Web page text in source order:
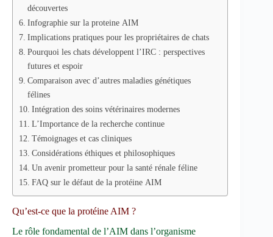
découvertes
Infographie sur la proteine AIM
Implications pratiques pour les propriétaires de chats
Pourquoi les chats développent l’IRC : perspectives
futures et espoir
Comparaison avec d’autres maladies génétiques
félines
Intégration des soins vétérinaires modernes
L’Importance de la recherche continue
Témoignages et cas cliniques
Considérations éthiques et philosophiques
Un avenir prometteur pour la santé rénale féline
FAQ sur le défaut de la protéine AIM
Qu’est-ce que la protéine AIM ?
Le rôle fondamental de l’AIM dans l’organisme